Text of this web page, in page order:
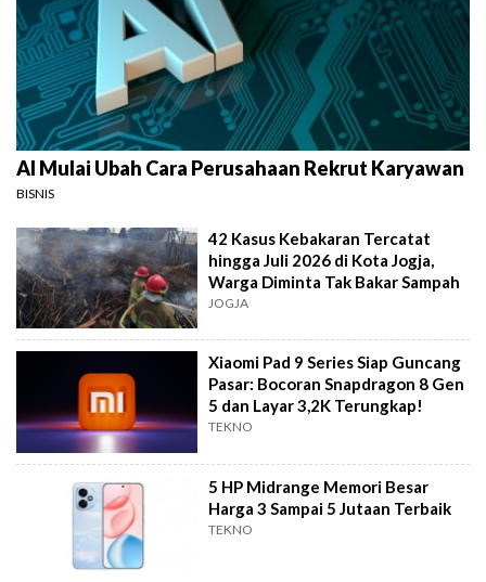
AI Mulai Ubah Cara Perusahaan Rekrut Karyawan
BISNIS
42 Kasus Kebakaran Tercatat
hingga Juli 2026 di Kota Jogja,
Warga Diminta Tak Bakar Sampah
JOGJA
Xiaomi Pad 9 Series Siap Guncang
Pasar: Bocoran Snapdragon 8 Gen
5 dan Layar 3,2K Terungkap!
TEKNO
5 HP Midrange Memori Besar
Harga 3 Sampai 5 Jutaan Terbaik
TEKNO